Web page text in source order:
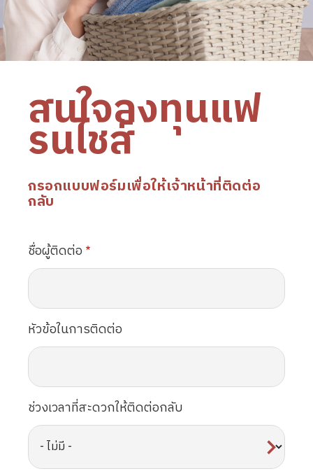
สนใจลงทุนแฟ
รนไชส์
กรอกแบบฟอร์มเพื่อให้เจ้าหน้าที่ติดต่อ
กลับ
ชื่อผู้ติดต่อ
หัวข้อในการติดต่อ
ช่วงเวลาที่สะดวกให้ติดต่อกลับ